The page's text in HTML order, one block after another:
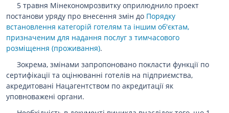
5 травня Мінекономрозвитку оприлюднило проект
постанови уряду про внесення змін до Порядку
встановлення категорій готелям та іншим об'єктам,
призначеним для надання послуг з тимчасового
розміщення (проживання).
Зокрема, змінами запропоновано покласти функції по
сертифікації та оцінюванні готелів на підприємства,
акредитовані Нацагентством по акредитації як
уповноважені органи.